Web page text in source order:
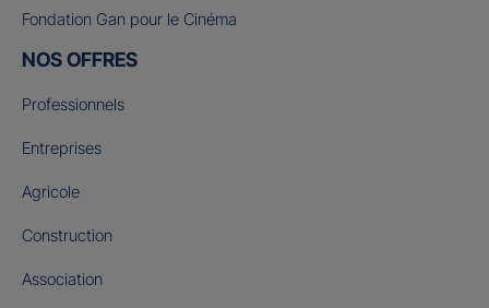
Fondation Gan pour le Cinéma
NOS OFFRES
Professionnels
Entreprises
Agricole
Construction
Association